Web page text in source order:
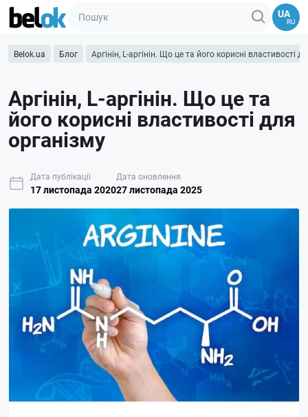
UA
RU
Belok.ua Блог Аргінін, L-аргінін. Що це та його корисні властивості
Аргінін, L-аргінін. Що це та
його корисні властивості для
організму
Дата публікації
17 листопада 2020
Дата оновлення
27 листопада 2025